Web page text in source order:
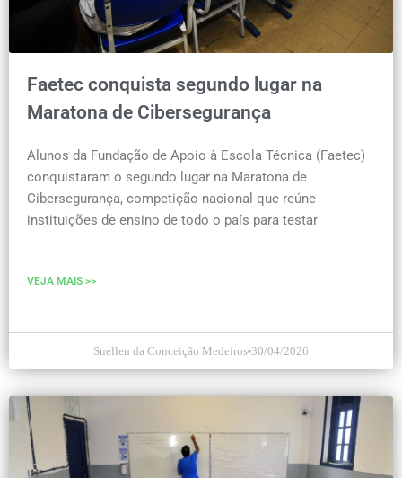
Faetec conquista segundo lugar na
Maratona de Cibersegurança
Alunos da Fundação de Apoio à Escola Técnica (Faetec)
conquistaram o segundo lugar na Maratona de
Cibersegurança, competição nacional que reúne
instituições de ensino de todo o país para testar
VEJA MAIS >>
Suellen da Conceição Medeiros 30/04/2026